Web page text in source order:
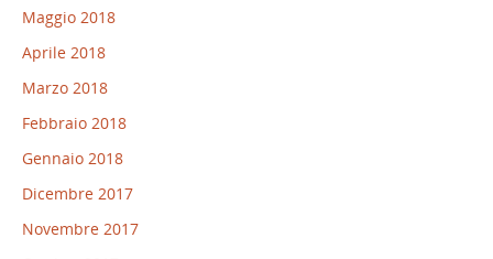
Maggio 2018
Aprile 2018
Marzo 2018
Febbraio 2018
Gennaio 2018
Dicembre 2017
Novembre 2017